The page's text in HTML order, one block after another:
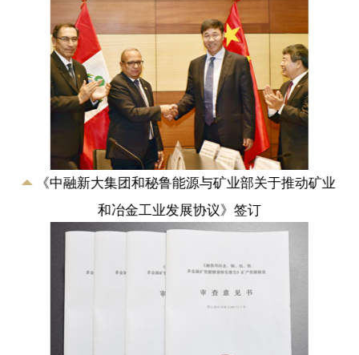
《中融新大集团和秘鲁能源与矿业部关于推动矿业
和冶金工业发展协议》签订
《秘鲁邦沟多金属矿资源储量核实报告》
国土资源部储量评审中心为中融新大(青
岛)矿产资源有限公司出具了《秘鲁邦沟
金、铜、钴、铁多金属矿产资源储量核实
审查意见书》...